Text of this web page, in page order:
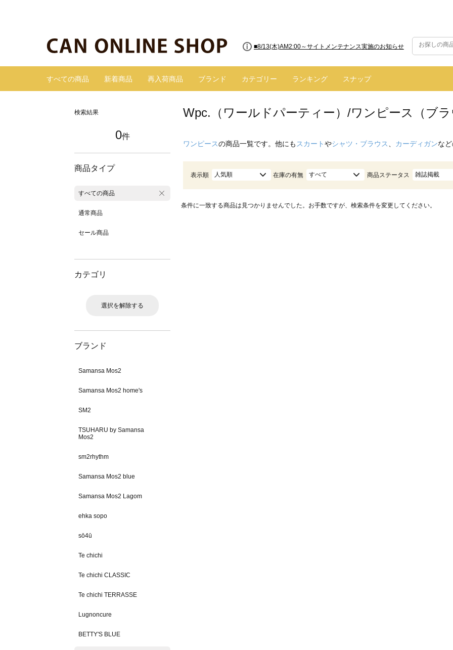
■8/13(木)AM2:00～サイトメンテナンス実施のお知らせ
■【お知らせ】ヤマト運輸の配送遅延・停止について
すべての商品 新着商品 再入荷商品 ブランド カテゴリー ランキング スナップ
検索結果
0件
商品タイプ
すべての商品
通常商品
セール商品
カテゴリ
選択を解除する
ブランド
Samansa Mos2
Samansa Mos2 home's
SM2
TSUHARU by Samansa
Mos2
sm2rhythm
Samansa Mos2 blue
Samansa Mos2 Lagom
ehka sopo
sō4ū
Te chichi
Te chichi CLASSIC
Te chichi TERRASSE
Lugnoncure
BETTY'S BLUE
Wpc.（ワールドパーティー）/ワンピース（ブラ
ワンピースの商品一覧です。他にも スカートやシャツ・ブラウス カーディガンな
表示順 人気順 在庫の有無 すべて 商品ステータス 雑誌掲載
条件に一致する商品は見つかりませんでした。お手数ですが、検索条件を変更してください。